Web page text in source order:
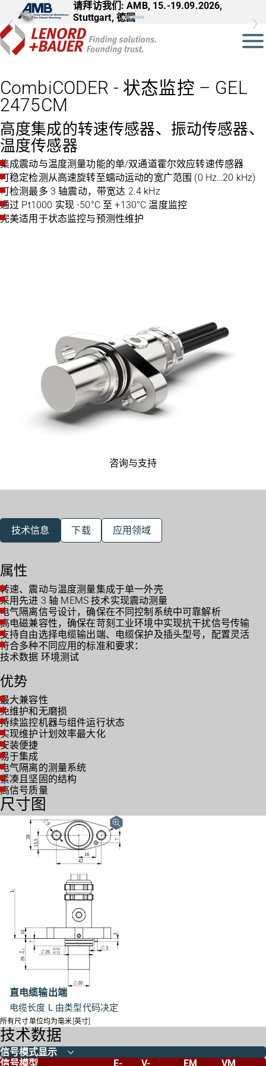
请拜访我们: AMB, 15.-19.09.2026,
Stuttgart, 德国
CombiCODER - 状态监控 – GEL
2475CM
高度集成的转速传感器、振动传感器、
温度传感器
集成震动与温度测量功能的单/双通道霍尔效应转速传感器
可稳定检测从高速旋转至蠕动运动的宽广范围 (0 Hz…20 kHz)
可检测最多 3 轴震动，带宽达 2.4 kHz
通过 Pt1000 实现 -50°C 至 +130°C 温度监控
完美适用于状态监控与预测性维护
咨询与支持
技术信息 下载 应用领域
属性
转速、震动与温度测量集成于单一外壳
采用先进 3 轴 MEMS 技术实现震动测量
电气隔离信号设计，确保在不同控制系统中可靠解析
高电磁兼容性，确保在苛刻工业环境中实现抗干扰信号传输
支持自由选择电缆输出端、电缆保护及插头型号，配置灵活
符合多种不同应用的标准和要求：
技术数据 环境测试
优势
最大兼容性
免维护和无磨损
持续监控机器与组件运行状态
实现维护计划效率最大化
安装便捷
易于集成
电气隔离的测量系统
紧凑且坚固的结构
高信号质量
尺寸图
直电缆输出端
电缆长度 L 由类型代码决定
所有尺寸单位均为毫米[英寸]
技术数据
信号模式显示
信号模型
E- V- EM VM